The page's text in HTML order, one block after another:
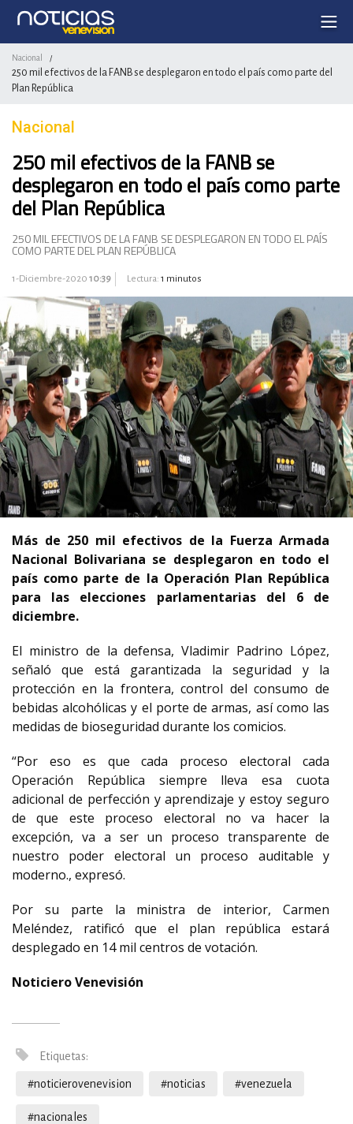
Nacional /
250 mil efectivos de la FANB se desplegaron en todo el país como parte del
Plan República
Nacional
250 mil efectivos de la FANB se
desplegaron en todo el país como parte
del Plan República
250 MIL EFECTIVOS DE LA FANB SE DESPLEGARON EN TODO EL PAÍS
COMO PARTE DEL PLAN REPÚBLICA
1-Diciembre-2020 10:39 Lectura: 1 minutos
Más de 250 mil efectivos de la Fuerza Armada
Nacional Bolivariana se desplegaron en todo el
país como parte de la Operación Plan República
para las elecciones parlamentarias del 6 de
diciembre.
El ministro de la defensa, Vladimir Padrino López,
señaló que está garantizada la seguridad y la
protección en la frontera, control del consumo de
bebidas alcohólicas y el porte de armas, así como las
medidas de bioseguridad durante los comicios.
“Por eso es que cada proceso electoral cada
Operación República siempre lleva esa cuota
adicional de perfección y aprendizaje y estoy seguro
de que este proceso electoral no va hacer la
excepción, va a ser un proceso transparente de
nuestro poder electoral un proceso auditable y
moderno., expresó.
Por su parte la ministra de interior, Carmen
Meléndez, ratificó que el plan república estará
desplegado en 14 mil centros de votación.
Noticiero Venevisión
Etiquetas:
#noticierovenevision #noticias #venezuela
#nacionales